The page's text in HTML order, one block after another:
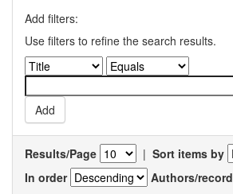
Add filters:
Use filters to refine the search results.
Results/Page | Sort items by
In order
Authors/record